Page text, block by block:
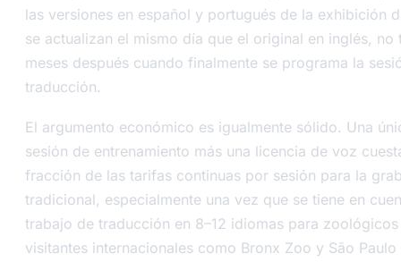
las versiones en español y portugués de la exhibición
se actualizan el mismo día que el original en inglés, no
meses después cuando finalmente se programa la
traducción.
El argumento económico es igualmente sólido. Una
sesión de entrenamiento más una licencia de voz
fracción de las tarifas continuas por sesión para la
tradicional, especialmente una vez que se tiene en
trabajo de traducción en 8–12 idiomas para
visitantes internacionales como Bronx Zoo y São